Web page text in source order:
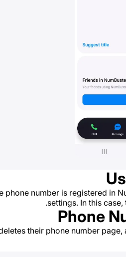
phone number is registered in
settings. In this
their phone number